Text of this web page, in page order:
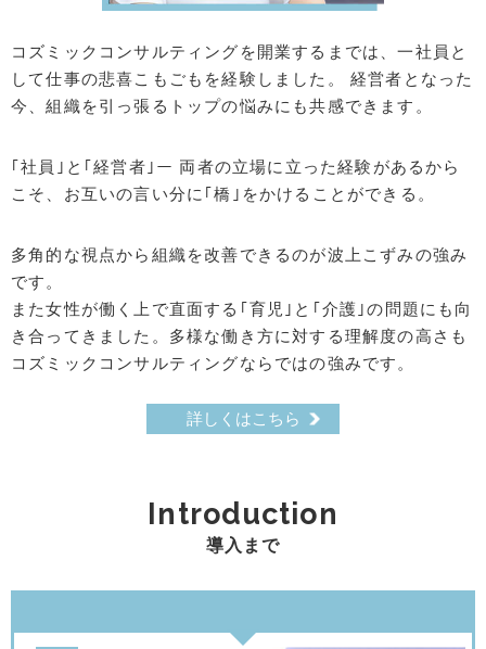
コズミックコンサルティングを開業するまでは、一社員と
して仕事の悲喜こもごもを経験しました。
経営者となった
今、組織を引っ張るトップの悩みにも共感できます。
｢社員｣と｢経営者｣ー 両者の立場に立った経験があるから
こそ、お互いの言い分に｢橋｣をかけることができる。
多角的な視点から組織を改善できるのが波上こずみの強み
です。
また女性が働く上で直面する｢育児｣と｢介護｣の問題にも向
き合ってきました。多様な働き方に対する理解度の高さも
コズミックコンサルティングならではの強みです。
詳しくはこちら
Introduction
導入まで